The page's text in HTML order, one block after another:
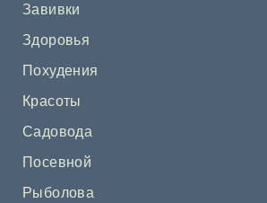
Завивки
Здоровья
Похудения
Красоты
Садовода
Посевной
Рыболова